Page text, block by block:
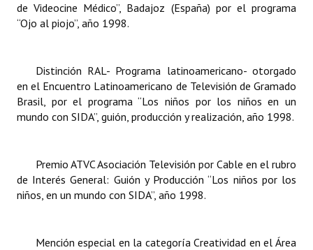
Resoluciones de Presidencia
Antiguos Pobladores
Noticias Destacadas
Datos Históricos
Premio al Mérito - Registro
de Videocine Médico”, Badajoz (España) por el programa
“Ojo al piojo”, año 1998.
Distinción RAL- Programa latinoamericano- otorgado
en el Encuentro Latinoamericano de Televisión de Gramado
Brasil, por el programa “Los niños por los niños en un
mundo con SIDA”, guión, producción y realización, año 1998.
Premio ATVC Asociación Televisión por Cable en el rubro
de Interés General: Guión y Producción “Los niños por los
niños, en un mundo con SIDA”, año 1998.
Mención especial en la categoría Creatividad en el Área